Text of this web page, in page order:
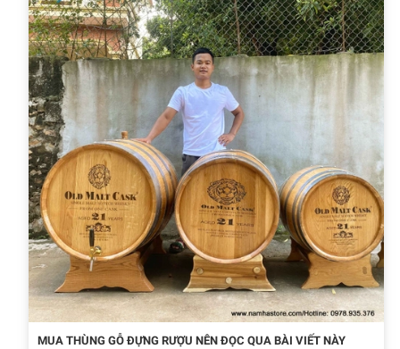
MUA THÙNG GỖ ĐỰNG RƯỢU NÊN ĐỌC QUA BÀI VIẾT NÀY